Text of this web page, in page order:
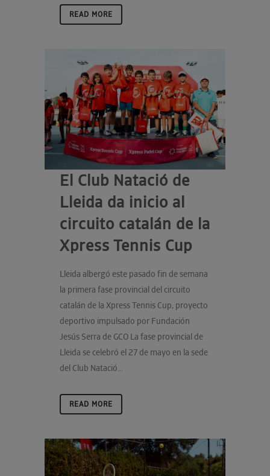
READ MORE
El Club Natació de
Lleida da inicio al
circuito catalán de la
Xpress Tennis Cup
Lleida albergó este pasado fin de semana
la primera fase provincial del circuito
catalán de la Xpress Tennis Cup, proyecto
deportivo impulsado por Fundación
Jesús Serra de GCO La fase provincial de
Lleida se celebró el 27 de mayo en la sede
del Club Natació...
READ MORE